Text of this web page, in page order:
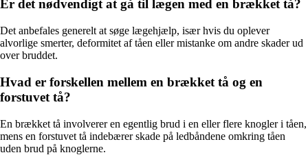
Er det nødvendigt at gå til lægen med en brækket tå?
Det anbefales generelt at søge lægehjælp, især hvis du oplever
alvorlige smerter, deformitet af tåen eller mistanke om andre skader ud
over bruddet.
Hvad er forskellen mellem en brækket tå og en
forstuvet tå?
En brækket tå involverer en egentlig brud i en eller flere knogler i tåen,
mens en forstuvet tå indebærer skade på ledbåndene omkring tåen
uden brud på knoglerne.